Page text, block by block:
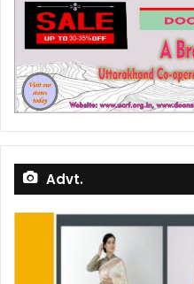
Advt.